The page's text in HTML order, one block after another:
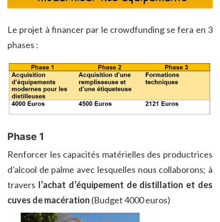
Le projet à financer par le crowdfunding se fera en 3
phases :
Phase 1
Renforcer les capacités matérielles des productrices
d’alcool de palme avec lesquelles nous collaborons; à
travers l’achat d’équipement de distillation et des
cuves de macération (Budget 4000 euros)